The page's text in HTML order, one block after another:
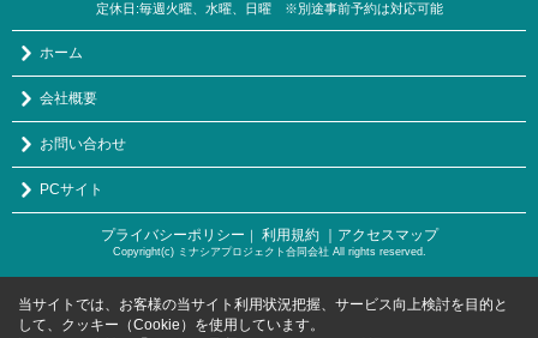
定休日:毎週火曜、水曜、日曜 ※別途事前予約は対応可能
ホーム
会社概要
お問い合わせ
PCサイト
プライバシーポリシー ｜ 利用規約 ｜アクセスマップ
Copyright(c) ミナシアプロジェクト合同会社 All rights reserved.
当サイトでは、お客様の当サイト利用状況把握、サービス向上検討を目的と
して、クッキー（Cookie）を使用しています。